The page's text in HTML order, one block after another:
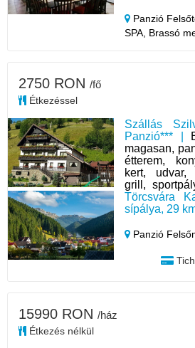
Panzió
SPA, Brassó
Szállás
Panzió*** |
magasan,
étterem,
kert, udvar,
grill,
Törcsvára
sípálya, 29
Panzió
2750 RON /fő
Étkezéssel
15990 RON /ház
Étkezés nélkül